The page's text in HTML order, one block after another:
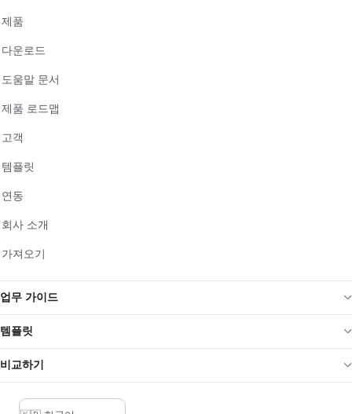
제품
다운로드
도움말 문서
제품 로드맵
고객
템플릿
연동
회사 소개
가져오기
업무 가이드
템플릿
비교하기